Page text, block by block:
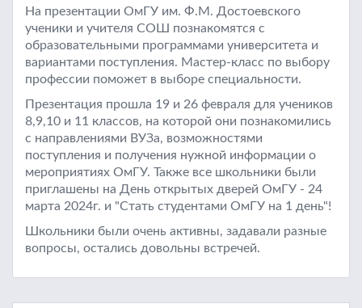
На презентации ОмГУ им. Ф.М. Достоевского
ученики и учителя СОШ познакомятся с
образовательными программами университета и
вариантами поступления. Мастер-класс по выбору
профессии поможет в выборе специальности.
Презентация прошла 19 и 26 февраля для учеников
8,9,10 и 11 классов, на которой они познакомились
с направлениями ВУЗа, возможностями
поступления и получения нужной информации о
мероприятиях ОмГУ. Также все школьники были
приглашены на День открытых дверей ОмГУ - 24
марта 2024г. и "Стать студентами ОмГУ на 1 день"!
Школьники были очень активны, задавали разные
вопросы, остались довольны встречей.